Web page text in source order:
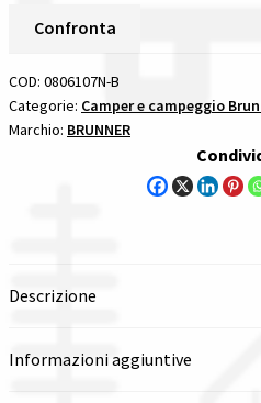
Confronta
I nostri negozi
Riepilogo ordine
Spedizioni in europa
Wishlist
Brunner
quantità
Confronta
COD: 0806107N-B
Categorie: Camper e campeggio
Marchio: BRUNNER
Descrizione
Informazioni aggiuntive